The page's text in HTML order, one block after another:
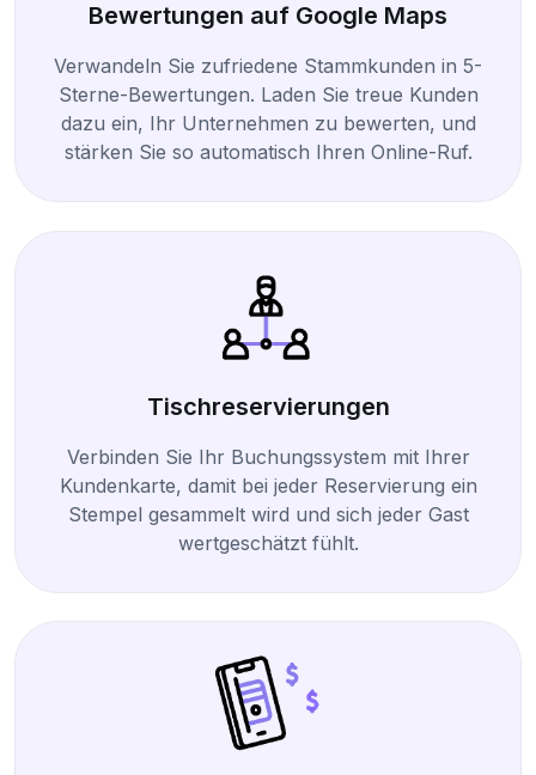
Bewertungen auf Google Maps
Verwandeln Sie zufriedene Stammkunden in 5-
Sterne-Bewertungen. Laden Sie treue Kunden
dazu ein, Ihr Unternehmen zu bewerten, und
stärken Sie so automatisch Ihren Online-Ruf.
Tischreservierungen
Verbinden Sie Ihr Buchungssystem mit Ihrer
Kundenkarte, damit bei jeder Reservierung ein
Stempel gesammelt wird und sich jeder Gast
wertgeschätzt fühlt.